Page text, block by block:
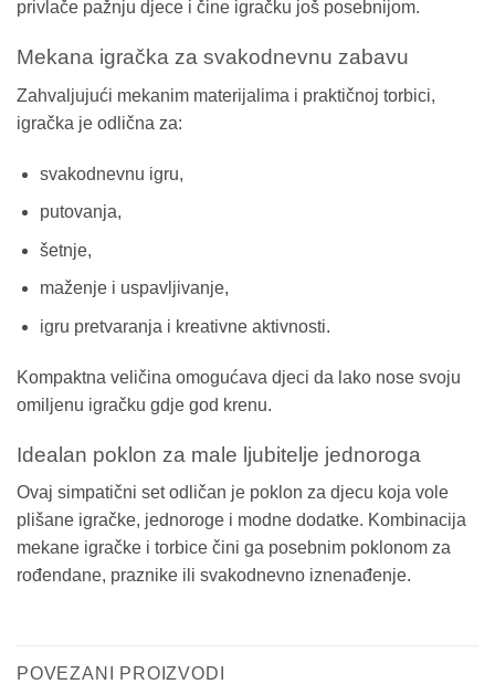
privlače pažnju djece i čine igračku još posebnijom.
Mekana igračka za svakodnevnu zabavu
Zahvaljujući mekanim materijalima i praktičnoj torbici,
igračka je odlična za:
svakodnevnu igru,
putovanja,
šetnje,
maženje i uspavljivanje,
igru pretvaranja i kreativne aktivnosti.
Kompaktna veličina omogućava djeci da lako nose svoju
omiljenu igračku gdje god krenu.
Idealan poklon za male ljubitelje jednoroga
Ovaj simpatični set odličan je poklon za djecu koja vole
plišane igračke, jednoroge i modne dodatke. Kombinacija
mekane igračke i torbice čini ga posebnim poklonom za
rođendane, praznike ili svakodnevno iznenađenje.
POVEZANI PROIZVODI